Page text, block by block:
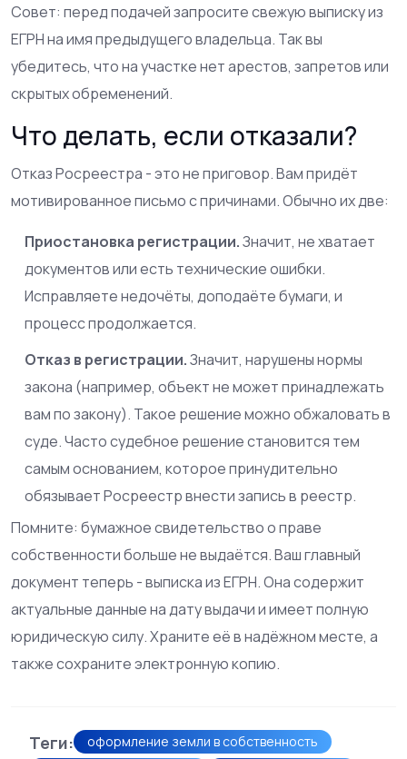
Совет: перед подачей запросите свежую выписку из
ЕГРН на имя предыдущего владельца. Так вы
убедитесь, что на участке нет арестов, запретов или
скрытых обременений.
Что делать, если отказали?
Отказ Росреестра - это не приговор. Вам придёт
мотивированное письмо с причинами. Обычно их две:
Приостановка регистрации.Значит, не хватает
документов или есть технические ошибки.
Исправляете недочёты, доподаёте бумаги, и
процесс продолжается.
Отказ в регистрации.Значит, нарушены нормы
закона (например, объект не может принадлежать
вам по закону). Такое решение можно обжаловать в
суде. Часто судебное решение становится тем
самым основанием, которое принудительно
обязывает Росреестр внести запись в реестр.
Помните: бумажное свидетельство о праве
собственности больше не выдаётся. Ваш главный
документ теперь -выписка из ЕГРН. Она содержит
актуальные данные на дату выдачи и имеет полную
юридическую силу. Храните её в надёжном месте, а
также сохраните электронную копию.
Теги: оформление земли в собственность